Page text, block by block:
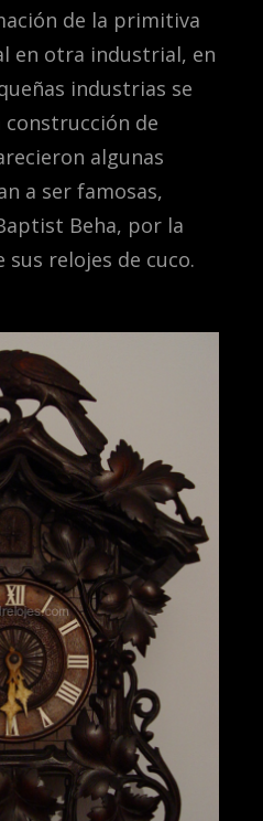
de la primitiva
en otra industrial, en
industrias se
construcción de
algunas
a ser famosas,
Beha, por la
sus relojes de cuco.